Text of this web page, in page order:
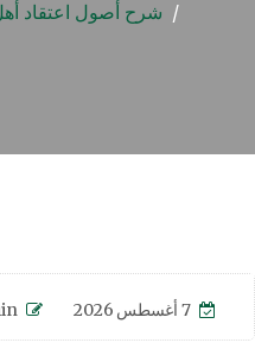
شرح أصول اعتقاد
7 أغسطس 2026